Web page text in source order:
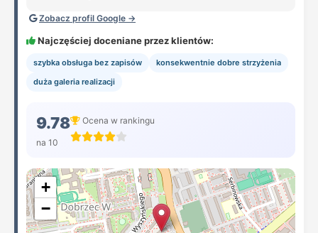
Zobacz profil Google →
Najczęściej doceniane przez klientów:
szybka obsługa bez zapisów
konsekwentnie dobre strzyżenia
duża galeria realizacji
9.78
na 10
Ocena w rankingu
+
−